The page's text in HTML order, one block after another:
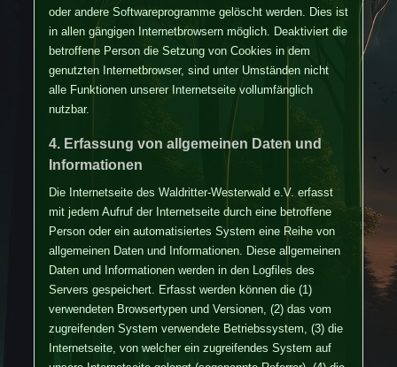
oder andere Softwareprogramme gelöscht werden. Dies ist
in allen gängigen Internetbrowsern möglich. Deaktiviert die
betroffene Person die Setzung von Cookies in dem
genutzten Internetbrowser, sind unter Umständen nicht
alle Funktionen unserer Internetseite vollumfänglich
nutzbar.
4. Erfassung von allgemeinen Daten und
Informationen
Die Internetseite des Waldritter-Westerwald e.V. erfasst
mit jedem Aufruf der Internetseite durch eine betroffene
Person oder ein automatisiertes System eine Reihe von
allgemeinen Daten und Informationen. Diese allgemeinen
Daten und Informationen werden in den Logfiles des
Servers gespeichert. Erfasst werden können die (1)
verwendeten Browsertypen und Versionen, (2) das vom
zugreifenden System verwendete Betriebssystem, (3) die
Internetseite, von welcher ein zugreifendes System auf